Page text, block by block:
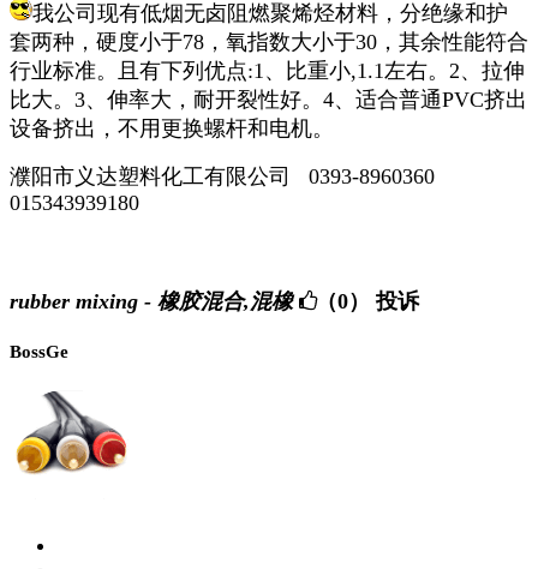
我公司现有低烟无卤阻燃聚烯烃材料，分绝缘和护
套两种，硬度小于78，氧指数大小于30，其余性能符合
行业标准。且有下列优点:1、比重小,1.1左右。2、拉伸
比大。3、伸率大，耐开裂性好。4、适合普通PVC挤出
设备挤出，不用更换螺杆和电机。
濮阳市义达塑料化工有限公司 0393-8960360
015343939180
rubber mixing - 橡胶混合,混橡 （0） 投诉
BossGe